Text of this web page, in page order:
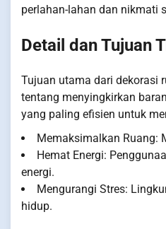
perlahan-lahan dan nikmati
Detail dan Tujuan
Tujuan utama dari dekorasi
tentang menyingkirkan
yang paling efisien untuk
Memaksimalkan Ruang:
Hemat Energi:
energi.
Mengurangi Stres:
hidup.